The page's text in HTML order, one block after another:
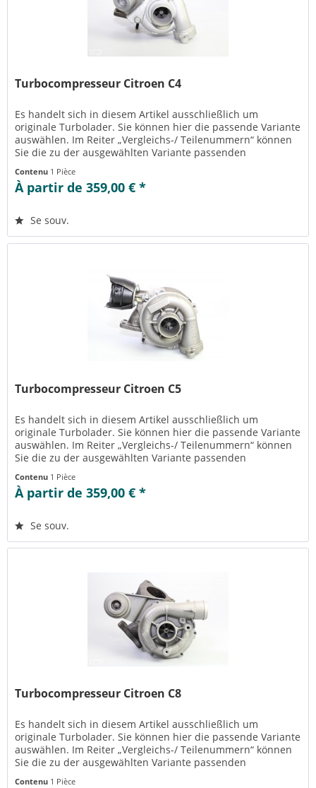
Turbocompresseur Citroen C4
Es handelt sich in diesem Artikel ausschließlich um
originale Turbolader. Sie können hier die passende Variante
auswählen. Im Reiter „Vergleichs-/ Teilenummern“ können
Sie die zu der ausgewählten Variante passenden
Teilenummern einsehen....
Contenu 1 Pièce
À partir de 359,00 € *
Se souv.
Turbocompresseur Citroen C5
Es handelt sich in diesem Artikel ausschließlich um
originale Turbolader. Sie können hier die passende Variante
auswählen. Im Reiter „Vergleichs-/ Teilenummern“ können
Sie die zu der ausgewählten Variante passenden
Contenu 1 Pièce
À partir de 359,00 € *
Se souv.
Turbocompresseur Citroen C8
Es handelt sich in diesem Artikel ausschließlich um
originale Turbolader. Sie können hier die passende Variante
auswählen. Im Reiter „Vergleichs-/ Teilenummern“ können
Sie die zu der ausgewählten Variante passenden
Teilenummern einsehen....
Contenu 1 Pièce